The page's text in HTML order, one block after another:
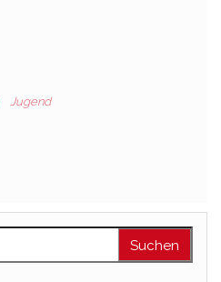
Jugend